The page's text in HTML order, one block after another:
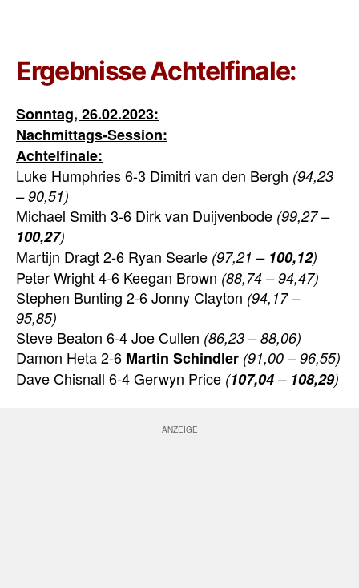
Ergebnisse Achtelfinale:
Sonntag, 26.02.2023:
Nachmittags-Session:
Achtelfinale:
Luke Humphries 6-3 Dimitri van den Bergh (94,23
– 90,51)
Michael Smith 3-6 Dirk van Duijvenbode (99,27 –
100,27)
Martijn Dragt 2-6 Ryan Searle (97,21 – 100,12)
Peter Wright 4-6 Keegan Brown (88,74 – 94,47)
Stephen Bunting 2-6 Jonny Clayton (94,17 –
95,85)
Steve Beaton 6-4 Joe Cullen (86,23 – 88,06)
Damon Heta 2-6 Martin Schindler (91,00 – 96,55)
Dave Chisnall 6-4 Gerwyn Price (107,04 – 108,29)